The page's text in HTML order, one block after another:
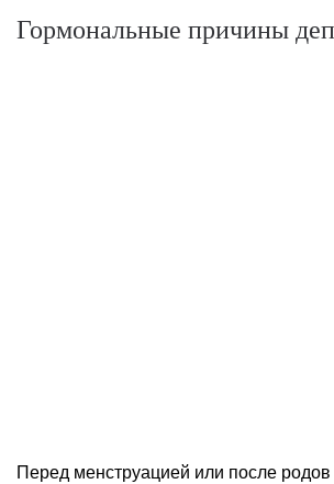
Гормональные причины
Перед менструацией или после